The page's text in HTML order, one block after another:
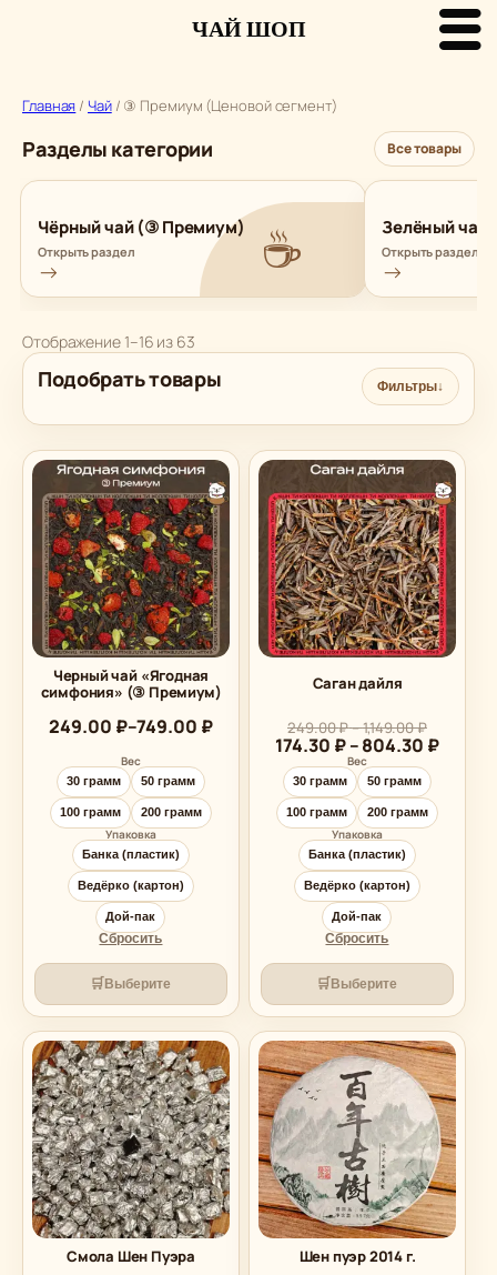
Главная /Чай/ ③ Премиум (Ценовой сегмент)
Разделы категории Все товары
☕
Чёрный чай (③ Премиум)
Открыть раздел
→
Зелёный
Открыть раздел
→
Отображение 1–16 из 63Сортировка:
недавние
Подобрать товары Фильтры↓
Черный чай «Ягодная
симфония» (③ Премиум)
249.00 ₽–749.00 ₽
Диапазон
249.00 ₽
–
749.00 ₽
Вес
30 грамм 50 грамм
100 грамм 200 грамм
Упаковка
Банка (пластик)
Ведёрко (картон)
Дой-пак
Сбросить
🛒Выберите
Саган дайля
249.00₽–1,149.00₽Диапазон
цен:
249.00 ₽
–
1,149.00 ₽
174.30 ₽–804.30 ₽
Вес
30 грамм 50 грамм
100 грамм 200 грамм
Упаковка
Банка (пластик)
Ведёрко (картон)
Дой-пак
Сбросить
🛒Выберите
Смола Шен Пуэра
Шен пуэр 2014 г.
ЧАЙ ШОП